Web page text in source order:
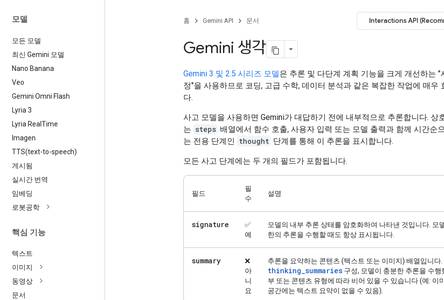
모델
모든 모델
최신 Gemini 모델
Nano Banana
Veo
Gemini Omni Flash
Lyria 3
Lyria Real Time
Imagen
TTS(text-to-speech)
게시됨
실시간 번역
임베딩
로봇공학
핵심 기능
텍스트
이미지
동영상
문서
홈 Gemini API 문서 Interactions API
Gemini 생각
Gemini 3 및 2.5 시리즈 모델은 추론 및 다단계 계획 기능을 크게 개선하는 "
정"을 사용하므로 코딩, 고급 수학, 데이터 분석과 같은 복잡한 작업에 매우
다.
사고 모델을 사용하면 Gemini가 대답하기 전에 내부적으로 추론합니다. 상
는 steps 배열에서 함수 호출, 사용자 입력 또는 모델 출력과 함께 시간순
는 전용 단계인 thought 단계를 통해 이 추론을 표시합니다.
모든 사고 단계에는 두 개의 필드가 포함됩니다.
필드
필
수
설명
signature
✅
예
모델의 내부 추론 상태를 암호화하여 나타낸 것입니다. 모
한의 추론을 수행할 때도 항상 표시됩니다.
summary
❌
아
니
요
추론을 요약하는 콘텐츠 (텍스트 또는 이미지) 배열입니다.
thinking_summaries 구성, 모델이 충분한 추론을 수행
부 또는 콘텐츠 유형에 따라 비어 있을 수 있습니다 (예: 이
공간에는 텍스트 요약이 없을 수 있음).